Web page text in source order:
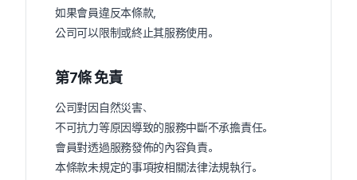
如果會員違反本條款，
公司可以限制或終止其服務使用。
第7條 免責
公司對因自然災害、
不可抗力等原因導致的服務中斷不承擔責任。
會員對透過服務發佈的內容負責。
本條款未規定的事項按相關法律法規執行。